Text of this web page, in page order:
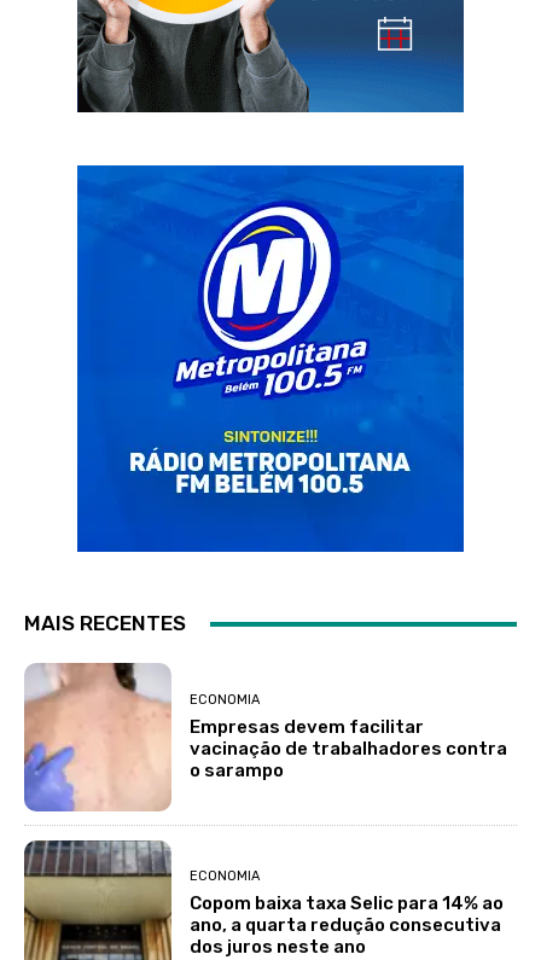
MAIS RECENTES
ECONOMIA
Empresas devem facilitar
vacinação de trabalhadores contra
o sarampo
ECONOMIA
Copom baixa taxa Selic para 14% ao
ano, a quarta redução consecutiva
dos juros neste ano